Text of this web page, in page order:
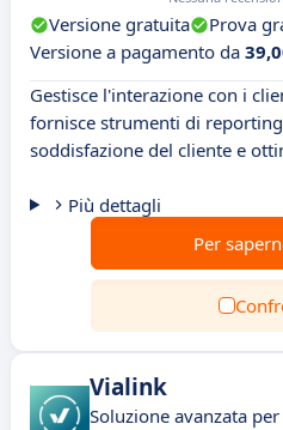
Versione gratuita Prova
Versione a pagamento da
Gestisce l'interazione con i
fornisce strumenti di
soddisfazione del cliente e
Più dettagli
Per
Vialink
Soluzione avanzata